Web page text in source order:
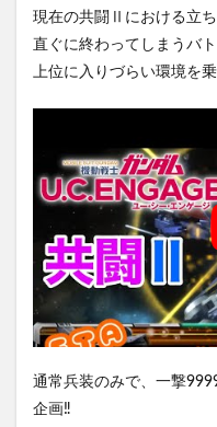
現在の共闘Ⅱにおける立
直ぐに終わってしまうバ
上位に入りづらい環境を
通常兵装のみで、一撃
企画‼️